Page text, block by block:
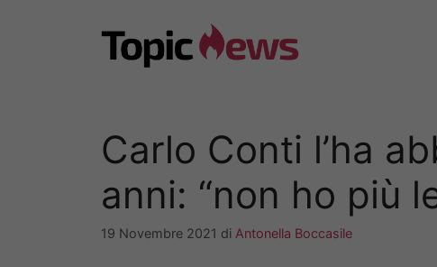
Carlo Conti l’ha
anni: “non ho più
19 Novembre 2021 di Antonella Boccasile